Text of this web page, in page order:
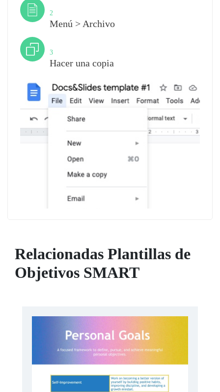
2
Menú > Archivo
3
Hacer una copia
Relacionadas Plantillas de
Objetivos SMART